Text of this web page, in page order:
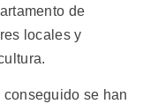
de
locales y
conseguido se han